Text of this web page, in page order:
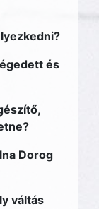
és
Dorog
váltás